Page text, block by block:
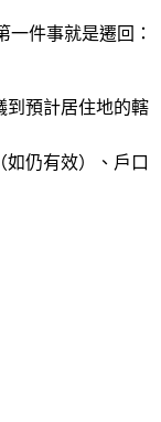
一件事就是遷回：
到預計居住地的轄
仍有效）、戶口